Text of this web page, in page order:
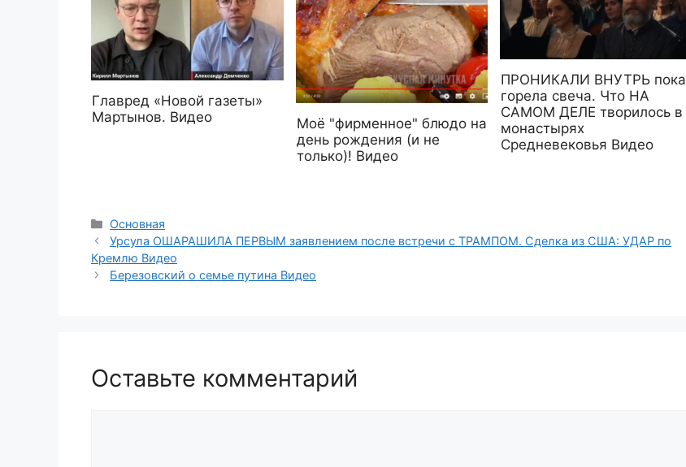
Главред «Новой газеты»
Мартынов. Видео
Моё "фирменное" блюдо на
день рождения (и не
только)! Видео
ПРОНИКАЛИ ВНУТРЬ пока
горела свеча. Что НА
САМОМ ДЕЛЕ творилось в
монастырях
Средневековья Видео
Рубрики
Основная
Урсула ОШАРАШИЛА ПЕРВЫМ заявлением после встречи с ТРАМПОМ. Сделка из США: УДАР по
Кремлю Видео
Березовский о семье путина Видео
Оставьте комментарий